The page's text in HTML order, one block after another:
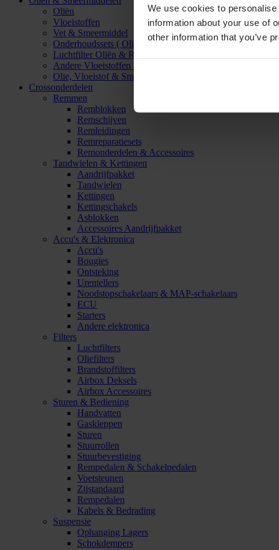
We use cookies to
information about your use of
other information that you’ve
Oliën
Vloeistoffen
Vet & Smeermiddel
Onderhoudssets ( Olie & Filter)
Luchtfilter Oliën & Reinigers
Andere Vloeistoffen & Smeermiddelen
Olie, Vloeistof & Smeermiddel Accessoires
Crossonderdelen
Remmen
Remblokken
Remschijven
Remleidingen
Remreparatiesets
Remonderdelen & Accessoires
Tandwielen & Kettingen
Aandrijfpakket
Tandwielen
Kettingen
Kettingschakels
Asblokken
Accessoires Aandrijfpakket
Accu's & Elektronica
Accu's
Bougies
Ontsteking
Urentellers
Noodstopschakelaars & MAP-schakelaars
ECU
Starters
Andere elektronica
Filters
Luchtfilters
Oliefilters
Brandstoffilters
Airbox Deksels
Airbox Accessoires
Sturen & Bediening
Handvatten
Gaskleppen
Sturen
Stuurrollen
Stuurbevestiging
Rempedalen & Schakelpedalen
Voetsteunen
Zijstandaard
Rempedalen
Kabels & Bedrading
Suspensie
Ophanging Lagers
Schokdempers